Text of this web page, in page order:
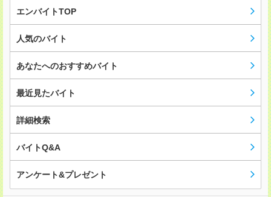
エンバイトTOP
人気のバイト
あなたへのおすすめバイト
最近見たバイト
詳細検索
バイトQ&A
アンケート&プレゼント